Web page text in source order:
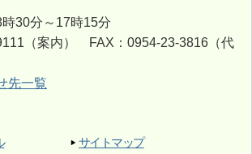
30分～17時15分
（案内） FAX：0954-23-3816（代
先一覧
サイトマップ